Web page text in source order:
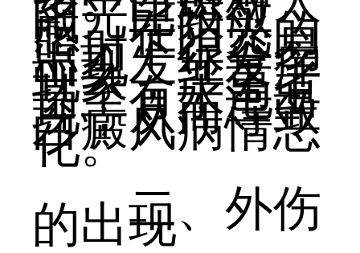
阳光比较敏
感，在阳光的
照射下很容易
出现发红发痒
现象，严重者
甚至有水泡出
现，从而导致
白癜风病情恶
化。
二、外伤
的出现